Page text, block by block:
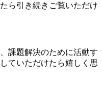
ら引き続きご覧いただけ
課題解決のために活動す
ていただけたら嬉しく思